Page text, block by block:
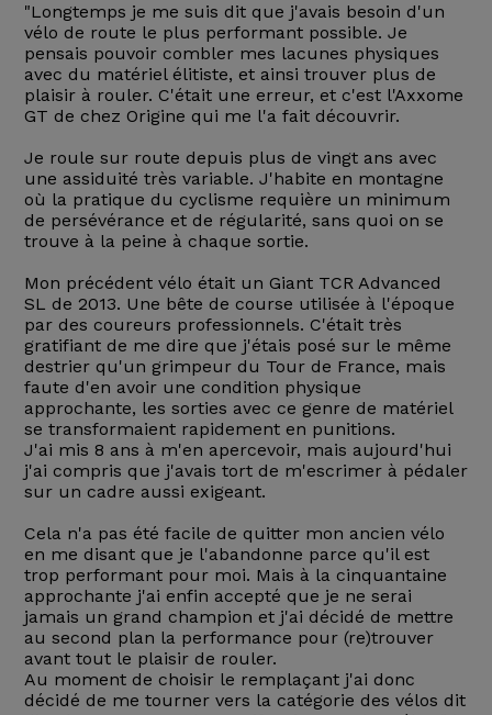
"Longtemps je me suis dit que j'avais besoin d'un
vélo de route le plus performant possible. Je
pensais pouvoir combler mes lacunes physiques
avec du matériel élitiste, et ainsi trouver plus de
plaisir à rouler. C'était une erreur, et c'est l'Axxome
GT de chez Origine qui me l'a fait découvrir.
Je roule sur route depuis plus de vingt ans avec
une assiduité très variable. J'habite en montagne
où la pratique du cyclisme requière un minimum
de persévérance et de régularité, sans quoi on se
trouve à la peine à chaque sortie.
Mon précédent vélo était un Giant TCR Advanced
SL de 2013. Une bête de course utilisée à l'époque
par des coureurs professionnels. C'était très
gratifiant de me dire que j'étais posé sur le même
destrier qu'un grimpeur du Tour de France, mais
faute d'en avoir une condition physique
approchante, les sorties avec ce genre de matériel
se transformaient rapidement en punitions.
J'ai mis 8 ans à m'en apercevoir, mais aujourd'hui
j'ai compris que j'avais tort de m'escrimer à pédaler
sur un cadre aussi exigeant.
Cela n'a pas été facile de quitter mon ancien vélo
en me disant que je l'abandonne parce qu'il est
trop performant pour moi. Mais à la cinquantaine
approchante j'ai enfin accepté que je ne serai
jamais un grand champion et j'ai décidé de mettre
au second plan la performance pour (re)trouver
avant tout le plaisir de rouler.
Au moment de choisir le remplaçant j'ai donc
décidé de me tourner vers la catégorie des vélos dit